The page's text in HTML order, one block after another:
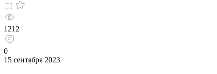
1212
0
15 сентября 2023